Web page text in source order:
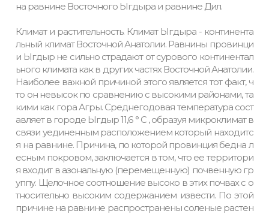
на равнине Восточного Ыгдыра и равнине Дил.
Климат и растительность. Климат Ыгдыра - континента
льный климат Восточной Анатолии. Равнины провинци
и Ыгдыр не сильно страдают от сурового континентал
ьного климата как в других частях Восточной Анатолии.
Наиболее важной причиной этого является тот факт, ч
то он невысок по сравнению с высокими районами, та
кими как гора Агры. Среднегодовая температура сост
авляет в городе Ыгдыр 11,6 ° C , образуя микроклимат в
связи уединенным расположением который находитс
я на равнине. Причина, по которой провинция бедна л
есным покровом, заключается в том, что ее территори
я входит в азональную (перемещенную) почвенную гр
уппу. Щелочное соотношение высоко в этих почвах с о
тносительно высоким содержанием извести. По этой
причине на равнине распространены соленые растен